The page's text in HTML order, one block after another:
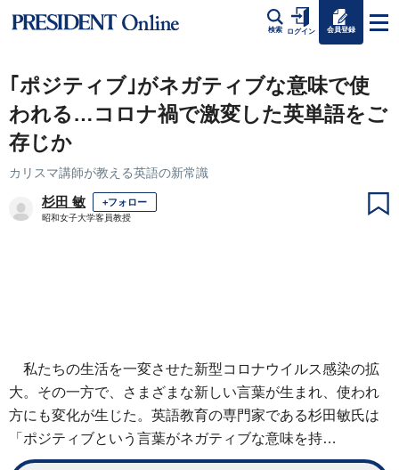
検索 ログイン 会員登録
｢ポジティブ｣がネガティブな意味で使
われる…コロナ禍で激変した英単語をご
存じか
カリスマ講師が教える英語の新常識
杉田 敏 +フォロー
昭和女子大学客員教授
私たちの生活を一変させた新型コロナウイルス感染の拡
大。その一方で、さまざまな新しい言葉が生まれ、使われ
方にも変化が生じた。英語教育の専門家である杉田敏氏は
「ポジティブという言葉がネガティブな意味を持…